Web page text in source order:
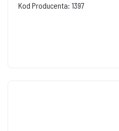
Kod Producenta: 1397